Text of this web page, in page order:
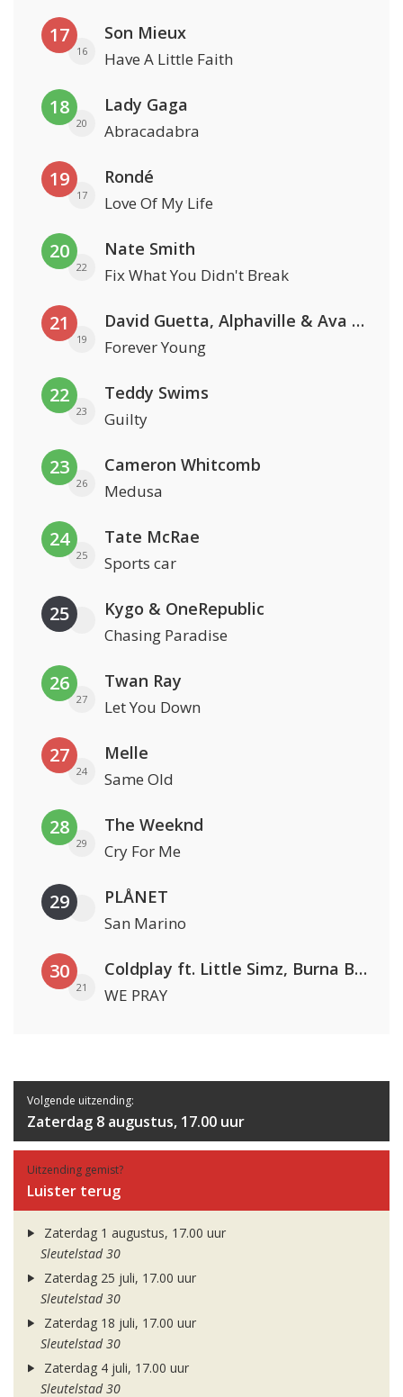
17
16
Son Mieux
Have A Little Faith
18
20
Lady Gaga
Abracadabra
19
17
Rondé
Love Of My Life
20
22
Nate Smith
Fix What You Didn't Break
21
19
David Guetta, Alphaville & Ava Max
Forever Young
22
23
Teddy Swims
Guilty
23
26
Cameron Whitcomb
Medusa
24
25
Tate McRae
Sports car
25 Kygo & OneRepublic
Chasing Paradise
26
27
Twan Ray
Let You Down
27
24
Melle
Same Old
28
29
The Weeknd
Cry For Me
29 PLÅNET
San Marino
30
21
Coldplay ft. Little Simz, Burna Boy, Elyanna & Tini
WE PRAY
Volgende uitzending:
Zaterdag 8 augustus, 17.00 uur
Uitzending gemist?
Luister terug
Zaterdag 1 augustus, 17.00 uur
Sleutelstad 30
Zaterdag 25 juli, 17.00 uur
Sleutelstad 30
Zaterdag 18 juli, 17.00 uur
Sleutelstad 30
Zaterdag 4 juli, 17.00 uur
Sleutelstad 30